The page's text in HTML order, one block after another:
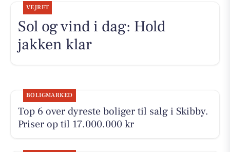
VEJRET
Sol og vind i dag: Hold
jakken klar
BOLIGMARKED
Top 6 over dyreste boliger til salg i Skibby.
Priser op til 17.000.000 kr